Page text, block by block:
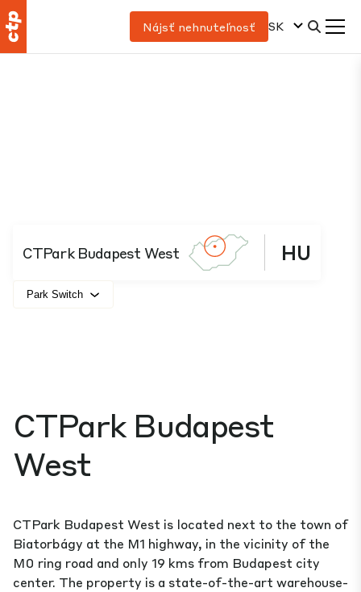
Nájsť nehnuteľnosť SK
CTPark Budapest West HU
Park Switch
CTPark Budapest
West
CTPark Budapest West is located next to the town of
Biatorbágy at the M1 highway, in the vicinity of the
M0 ring road and only 19 kms from Budapest city
center. The property is a state-of-the-art warehouse-